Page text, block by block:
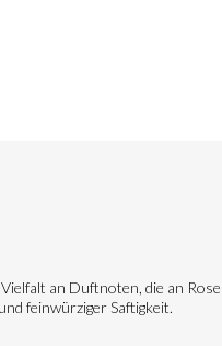
an Duftnoten, die an
feinwürziger Saftigkeit.